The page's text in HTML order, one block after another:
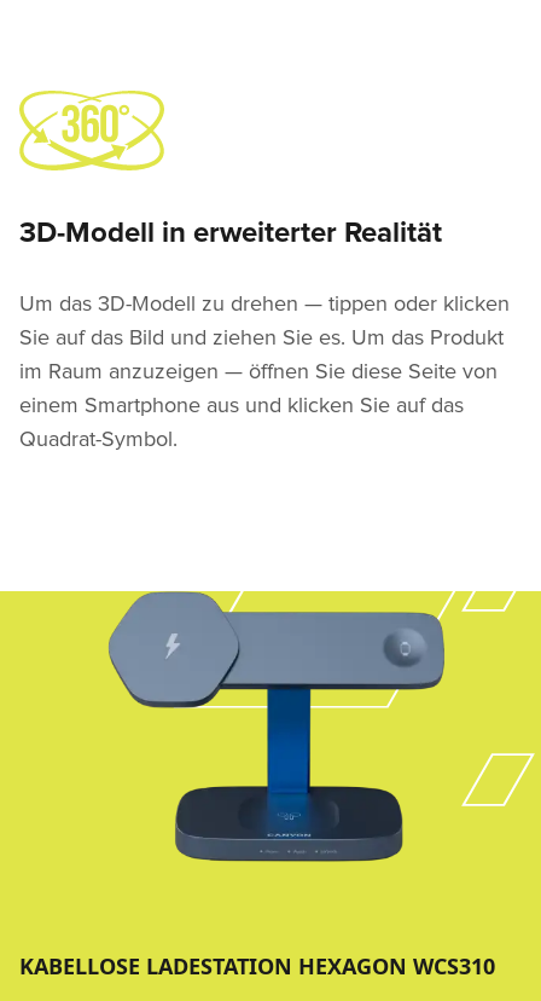
3D-Modell in erweiterter Realität
Um das 3D-Modell zu drehen — tippen oder klicken
Sie auf das Bild und ziehen Sie es. Um das Produkt
im Raum anzuzeigen — öffnen Sie diese Seite von
einem Smartphone aus und klicken Sie auf das
Quadrat-Symbol.
KABELLOSE LADESTATION HEXAGON WCS310